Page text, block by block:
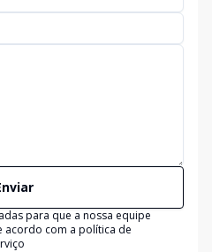
para que a nossa equipe
acordo com a política de